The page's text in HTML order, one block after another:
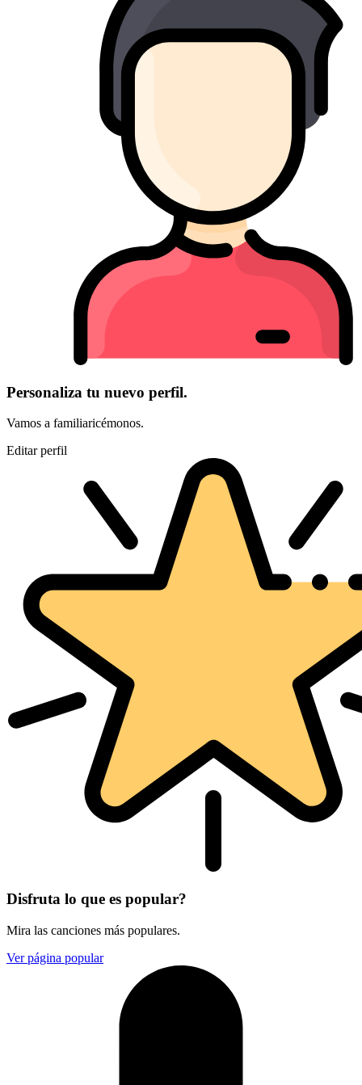
Personaliza tu nuevo perfil.
Vamos a familiaricémonos.
Editar perfil
Disfruta lo que es popular?
Mira las canciones más populares.
Ver página popular